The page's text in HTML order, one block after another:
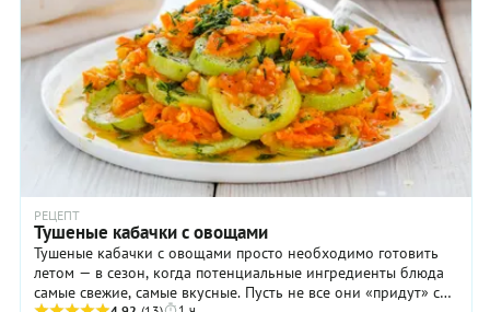
РЕЦЕПТ
Тушеные кабачки с овощами
Тушеные кабачки с овощами просто необходимо готовить
летом — в сезон, когда потенциальные ингредиенты блюда
самые свежие, самые вкусные. Пусть не все они «придут» с